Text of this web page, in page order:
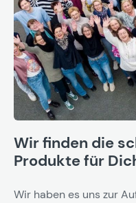
Wir finden die
Produkte für
Wir haben es uns zur